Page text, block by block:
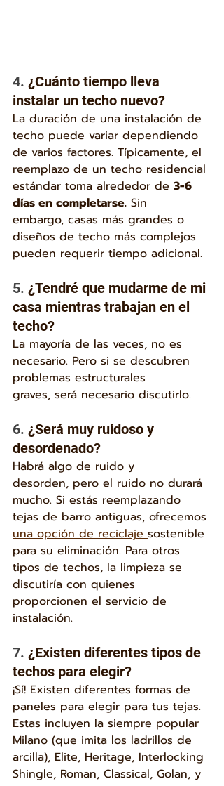
4. ¿Cuánto tiempo lleva
instalar un techo nuevo?
La duración de una instalación de
techo puede variar dependiendo
de varios factores. Típicamente, el
reemplazo de un techo residencial
estándar toma alrededor de 3-6
días en completarse. Sin
embargo, casas más grandes o
diseños de techo más complejos
pueden requerir tiempo adicional.
5. ¿Tendré que mudarme de mi
casa mientras trabajan en el
techo?
La mayoría de las veces, no es
necesario. Pero si se descubren
problemas estructurales
graves, será necesario discutirlo.
6. ¿Será muy ruidoso y
desordenado?
Habrá algo de ruido y
desorden, pero el ruido no durará
mucho. Si estás reemplazando
tejas de barro antiguas, ofrecemos
una opción de reciclaje sostenible
para su eliminación. Para otros
tipos de techos, la limpieza se
discutiría con quienes
proporcionen el servicio de
instalación.
7. ¿Existen diferentes tipos de
techos para elegir?
¡Sí! Existen diferentes formas de
paneles para elegir para tus tejas.
Estas incluyen la siempre popular
Milano (que imita los ladrillos de
arcilla), Elite, Heritage, Interlocking
Shingle, Roman, Classical, Golan, y